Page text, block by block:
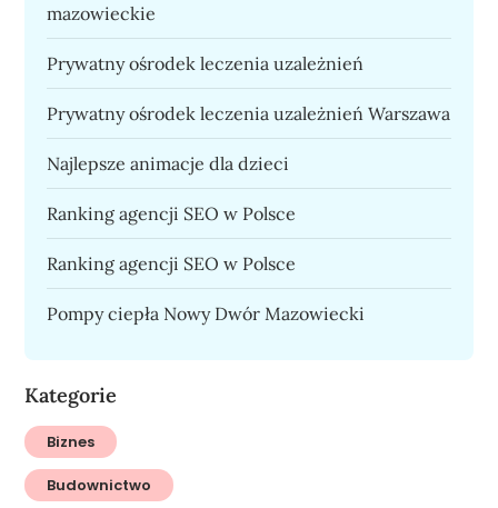
mazowieckie
Prywatny ośrodek leczenia uzależnień
Prywatny ośrodek leczenia uzależnień Warszawa
Najlepsze animacje dla dzieci
Ranking agencji SEO w Polsce
Ranking agencji SEO w Polsce
Pompy ciepła Nowy Dwór Mazowiecki
Kategorie
Biznes
Budownictwo